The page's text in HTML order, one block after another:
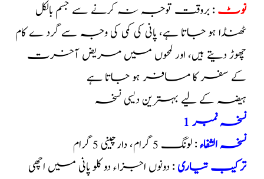
نوٹ: بروقت توجہ نہ کرنے سے جسم بالکل
ٹھنڈا ہو جاتا ہے، پانی کی کمی کی وجہ سے گرد ے کام
چھوڑ دیتے ہیں، اور لمحوں میں مریض آخرت
کے سفر کا مسافر ہو جاتا ہے
ہیضہ کے لیے بہترین دیسی نسخہ
نسخہ نمبر 1
نسخہ الشفاء: لونگ 5 گرام، دارچینی 5 گرام
ترکیب تیاری: دونوں اجزاء دو کلو پانی میں اچھی